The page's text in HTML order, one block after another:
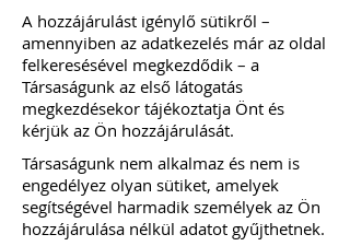
A hozzájárulást igénylő sütikről –
amennyiben az adatkezelés már az oldal
felkeresésével megkezdődik – a
Társaságunk az első látogatás
megkezdésekor tájékoztatja Önt és
kérjük az Ön hozzájárulását.
Társaságunk nem alkalmaz és nem is
engedélyez olyan sütiket, amelyek
segítségével harmadik személyek az Ön
hozzájárulása nélkül adatot gyűjthetnek.